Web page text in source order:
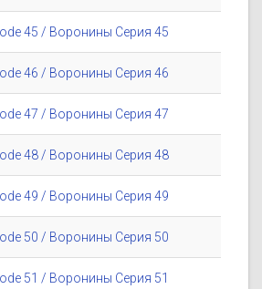
45 / Воронины Серия 45
46 / Воронины Серия 46
47 / Воронины Серия 47
48 / Воронины Серия 48
49 / Воронины Серия 49
50 / Воронины Серия 50
51 / Воронины Серия 51